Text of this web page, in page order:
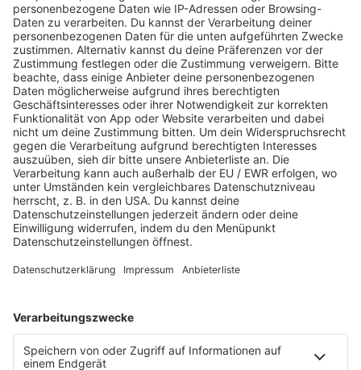
Webcam
SALÜ am Morgen
Podcast
Aktuelle Beiträge und Themen
Sound of Saarland
Martina Straten
Hitstory
Schlaumeier-Duell
Mundwerk - schlau frühstücken
FUN
Kontakt-Board
App
T.B. Action-Hero
10 Fragen 10 Antworten